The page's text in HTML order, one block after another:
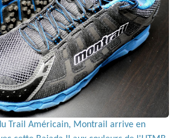
Trail Américain, Montrail arrive en